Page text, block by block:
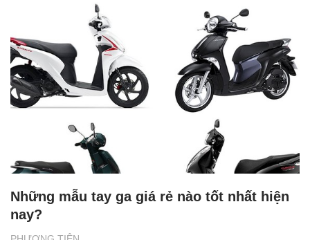
PHƯƠNG TIỆN
“Ngựa hoang” Mustang trở thành mẫu xe
thể thao bán chạy nhất thế giới